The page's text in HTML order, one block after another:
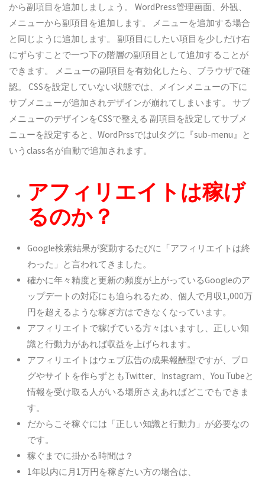
から副項目を追加しましょう。 WordPress管理画面、外観、
メニューから副項目を追加します。 メニューを追加する場合
と同じように追加します。 副項目にしたい項目を少しだけ右
にずらすことで一つ下の階層の副項目として追加することが
できます。 メニューの副項目を有効化したら、ブラウザで確
認。 CSSを設定していない状態では、メインメニューの下に
サブメニューが追加されデザインが崩れてしまいます。サブ
メニューのデザインをCSSで整える 副項目を設定してサブメ
ニューを設定すると、WordPrssではulタグに『sub-menu』と
いうclass名が自動で追加されます。
アフィリエイトは稼げ
るのか？
Google検索結果が変動するたびに「アフィリエイトは終
わった」と言われてきました。
確かに年々精度と更新の頻度が上がっているGoogleのア
ップデートの対応にも迫られるため、個人で月収1,000万
円を超えるような稼ぎ方はできなくなっています。
アフィリエイトで稼げている方々はいますし、正しい知
識と行動力があれば収益を上げられます。
アフィリエイトはウェブ広告の成果報酬型ですが、ブロ
グやサイトを作らずともTwitter、Instagram、You Tubeと
情報を受け取る人がいる場所さえあればどこでもできま
す。
だからこそ稼ぐには「正しい知識と行動力」が必要なの
です。
稼ぐまでに掛かる時間は？
1年以内に月1万円を稼ぎたい方の場合は、